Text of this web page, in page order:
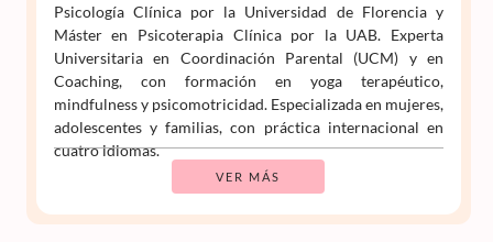
Psicología Clínica por la Universidad de Florencia y
Máster en Psicoterapia Clínica por la UAB. Experta
Universitaria en Coordinación Parental (UCM) y en
Coaching, con formación en yoga terapéutico,
mindfulness y psicomotricidad. Especializada en mujeres,
adolescentes y familias, con práctica internacional en
cuatro idiomas.
VER MÁS